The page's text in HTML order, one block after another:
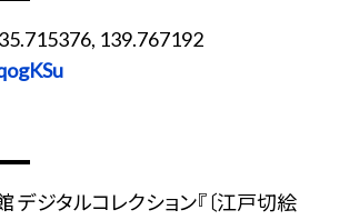
139.767192
デジタルコレクション『〔江戸切絵